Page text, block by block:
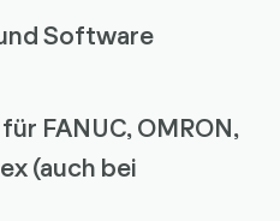
Software
FANUC, OMRON,
(auch bei